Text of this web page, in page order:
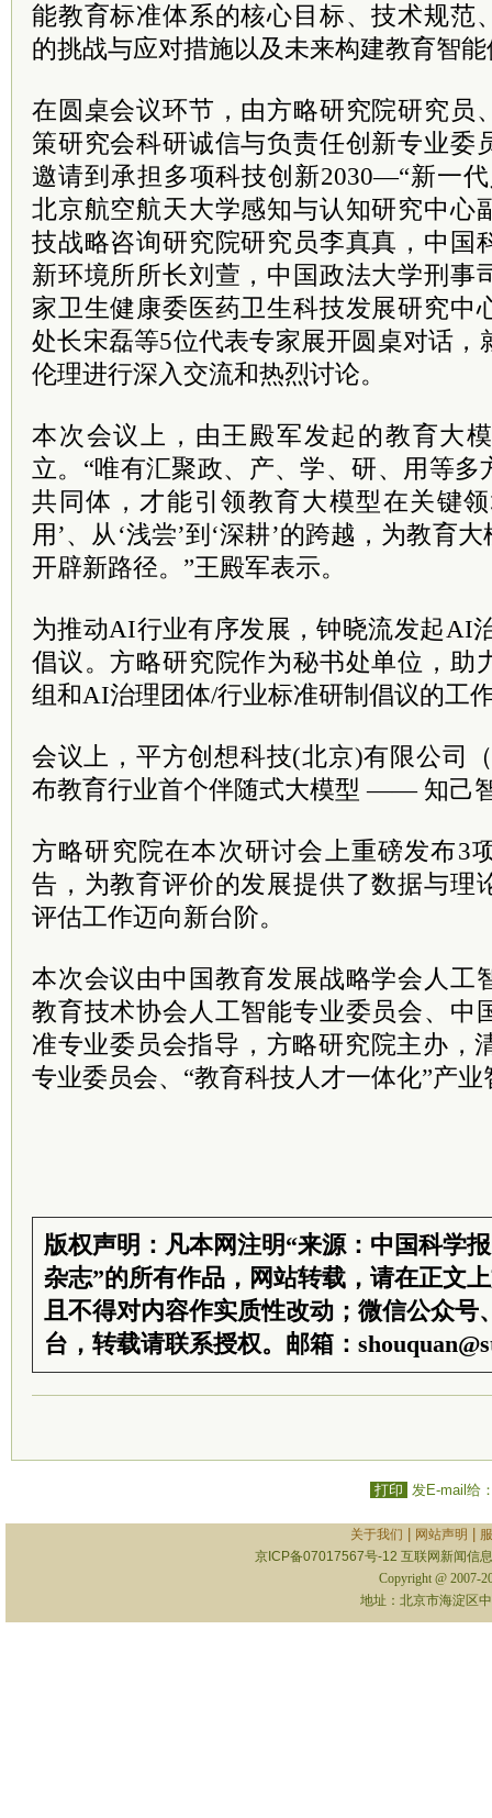
能教育标准体系的核心目标、技术规范
的挑战与应对措施以及未来构建教育智
在圆桌会议环节，由方略研究院研究员
策研究会科研诚信与负责任创新专业委
邀请到承担多项科技创新2030—“新一
北京航空航天大学感知与认知研究中心
技战略咨询研究院研究员李真真，中国
新环境所所长刘萱，中国政法大学刑事
家卫生健康委医药卫生科技发展研究中
处长宋磊等5位代表专家展开圆桌对话
伦理进行深入交流和热烈讨论。
本次会议上，由王殿军发起的教育大
立。“唯有汇聚政、产、学、研、用等
共同体，才能引领教育大模型在关键
用’、从‘浅尝’到‘深耕’的跨越，为教育
开辟新路径。”王殿军表示。
为推动AI行业有序发展，钟晓流发起AI
倡议。方略研究院作为秘书处单位，助
组和AI治理团体/行业标准研制倡议的工
会议上，平方创想科技(北京)有限公司
布教育行业首个伴随式大模型 —— 知己
方略研究院在本次研讨会上重磅发布3
告，为教育评价的发展提供了数据与理
评估工作迈向新台阶。
本次会议由中国教育发展战略学会人工
教育技术协会人工智能专业委员会、中
准专业委员会指导，方略研究院主办，
专业委员会、“教育科技人才一体化”产
版权声明：凡本网注明“来源：中国科学
杂志”的所有作品，网站转载，请在正文
且不得对内容作实质性改动；微信公众号
台，转载请联系授权。邮箱：
打印 发E-mail给
关于我们 网站声明
京ICP备07017567号-12 互联网新闻信
Copyright @ 2007-
地址：北京市海淀区